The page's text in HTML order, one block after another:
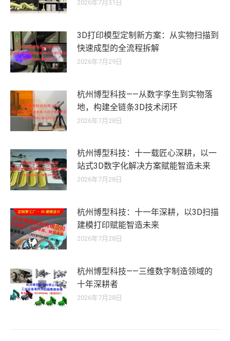
2026年7月31日
3D打印模型定制新方案：从实物扫描到
快速成型的全流程拆解
2026年7月29日
杭州博型科技——从数字孪生到实物落
地，构建全链条3D技术闭环
2026年7月28日
杭州博型科技：十一载匠心深耕，以一
站式3D数字化解决方案赋能智造未来
2026年7月28日
杭州博型科技：十一年深耕，以3D扫描
建模打印赋能智造未来
2026年7月28日
杭州博型科技——三维数字制造领域的
十年深耕者
2026年7月28日